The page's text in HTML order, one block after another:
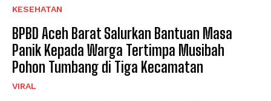
KESEHATAN
BPBD Aceh Barat Salurkan Bantuan Masa
Panik Kepada Warga Tertimpa Musibah
Pohon Tumbang di Tiga Kecamatan
VIRAL